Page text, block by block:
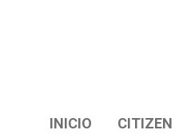
INICIO CITIZEN